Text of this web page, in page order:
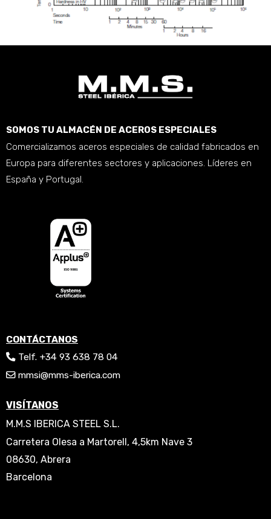
SOMOS TU ALMACÉN DE ACEROS ESPECIALES
Comercializamos aceros especiales de calidad fabricados en
Europa para diferentes sectores y aplicaciones. Líderes en
España y Portugal.
CONTÁCTANOS
Telf. +34 93 638 78 04
mmsi@mms-iberica.com
VISÍTANOS
M.M.S IBERICA STEEL S.L.
Carretera Olesa a Martorell, 4,5km Nave 3
08630, Abrera
Barcelona